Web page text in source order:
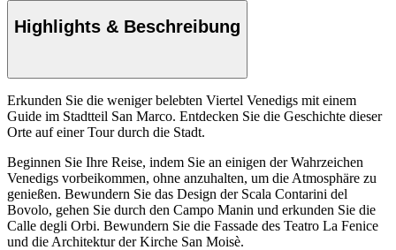
Highlights & Beschreibung
Erkunden Sie die weniger belebten Viertel Venedigs mit einem
Guide im Stadtteil San Marco. Entdecken Sie die Geschichte dieser
Orte auf einer Tour durch die Stadt.
Beginnen Sie Ihre Reise, indem Sie an einigen der Wahrzeichen
Venedigs vorbeikommen, ohne anzuhalten, um die Atmosphäre zu
genießen. Bewundern Sie das Design der Scala Contarini del
Bovolo, gehen Sie durch den Campo Manin und erkunden Sie die
Calle degli Orbi. Bewundern Sie die Fassade des Teatro La Fenice
und die Architektur der Kirche San Moisè.